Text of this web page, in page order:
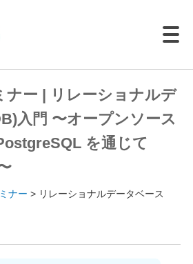
ナー | リレーショナルデ
入門 〜オープンソース
を通じて
ナー
リレーショナルデータベース